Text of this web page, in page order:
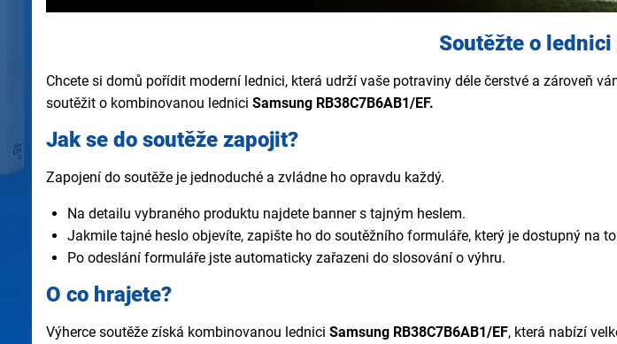
Soutěžte o
Chcete si domů pořídit moderní lednici, která udrží vaše potraviny déle čerstvé a zároveň
soutěžit o kombinovanou lednici Samsung RB38C7B6AB1/EF.
Jak se do soutěže zapojit?
Zapojení do soutěže je jednoduché a zvládne ho opravdu každý.
Na detailu vybraného produktu najdete banner s tajným heslem.
Jakmile tajné heslo objevíte, zapište ho do soutěžního formuláře, který je dostupný na
Po odeslání formuláře jste automaticky zařazeni do slosování o výhru.
O co hrajete?
Výherce soutěže získá kombinovanou lednici Samsung RB38C7B6AB1/EF, která nabízí